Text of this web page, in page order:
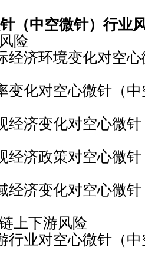
（中空微针）行业
险
境变化对空心
空心微针（中
化对空心微针
策对空心微针
化对空心微针
下游风险
空心微针（中